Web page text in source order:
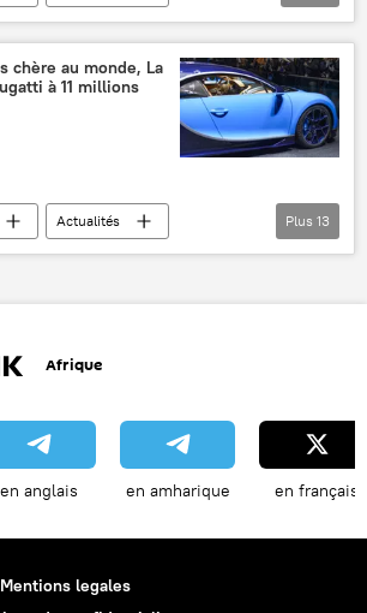
chère au monde, La
à 11 millions
Actualités
France
Genève
motorisation
Plus 13
Afrique
en anglais en amharique en français
Mentions legales